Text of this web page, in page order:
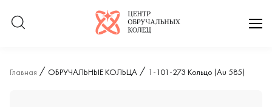
Логотип компании
Главная ОБРУЧАЛЬНЫЕ КОЛЬЦА 1-101-273 Кольцо (Au 585)